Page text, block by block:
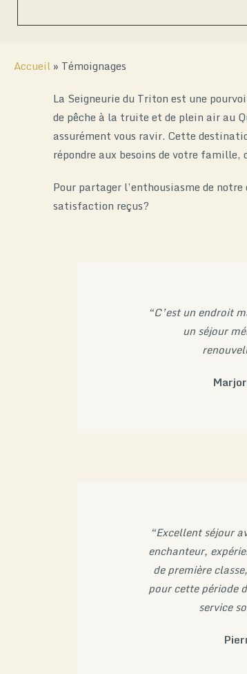
Accueil » Témoignages
La Seigneurie du Triton est une
de pêche à la truite et de plein air au
assurément vous ravir. Cette
répondre aux besoins de votre famille,
Pour partager l’enthousiasme de
satisfaction reçus?
“C’est un endroit
un séjour
“Excellent séjour
enchanteur,
de première
pour cette période
service